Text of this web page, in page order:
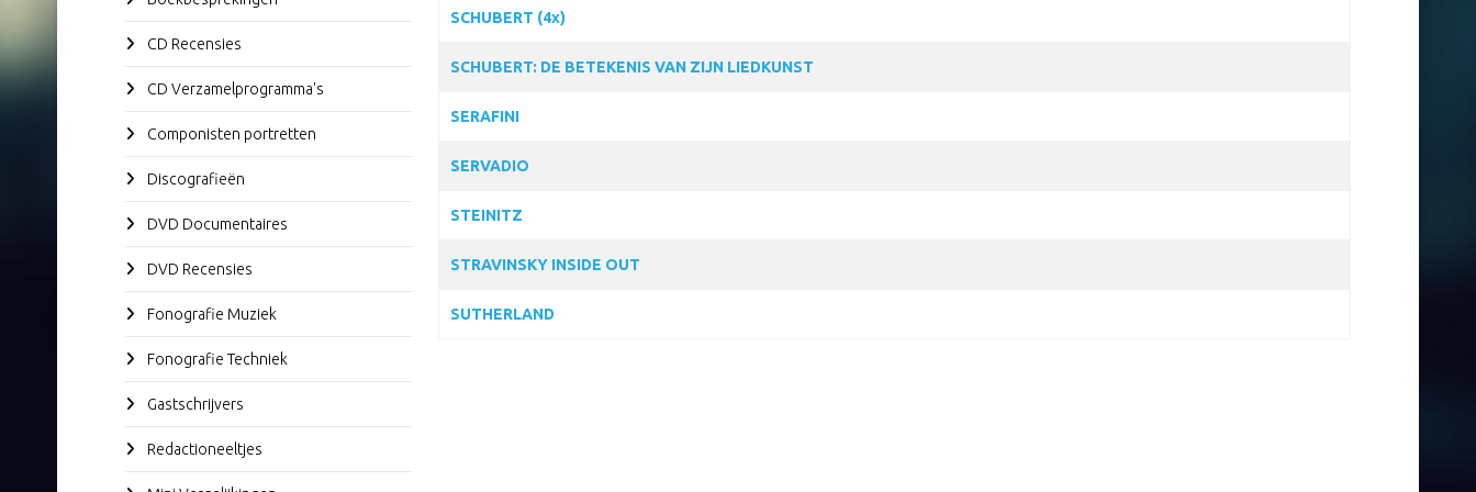
CD Recensies
CD Verzamelprogramma's
Componisten portretten
Discografieën
DVD Documentaires
DVD Recensies
Fonografie Muziek
Fonografie Techniek
Gastschrijvers
Redactioneeltjes
SCHUBERT (4x)
SCHUBERT: DE BETEKENIS VAN ZIJN LIEDKUNST
SERAFINI
SERVADIO
STEINITZ
STRAVINSKY INSIDE OUT
SUTHERLAND